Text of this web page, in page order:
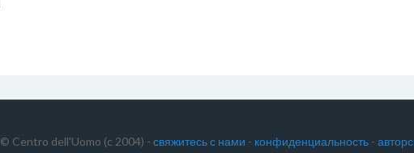
© Centro dell'Uomo (c 2004) - свяжитесь с нами - конфиденциальность -